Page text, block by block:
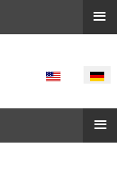
SPRACHE
≡
≡